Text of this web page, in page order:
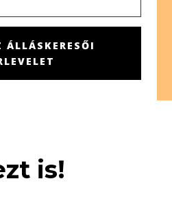
ÁLLÁSKERESŐI
is!